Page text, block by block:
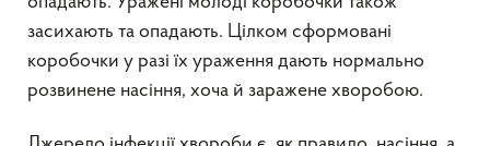
засихають та опадають. Цілком сформовані
коробочки у разі їх ураження дають нормально
розвинене насіння, хоча й заражене хворобою.